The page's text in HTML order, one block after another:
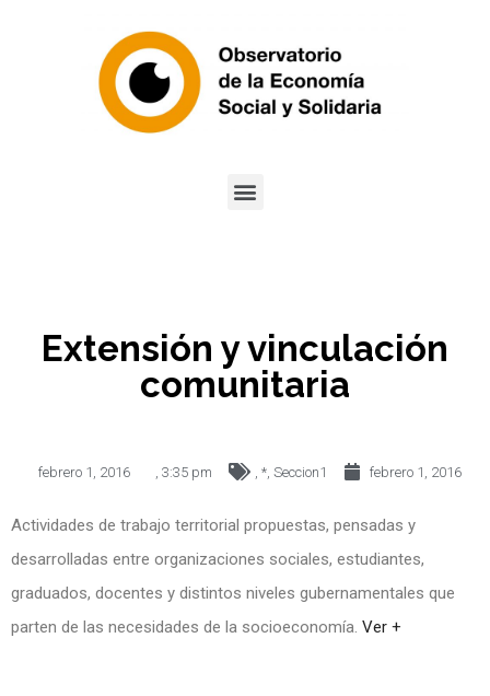
Extensión y vinculación
comunitaria
febrero 1, 2016 3:35 pm *, Seccion1 febrero 1, 2016
Actividades de trabajo territorial propuestas, pensadas y
desarrolladas entre organizaciones sociales, estudiantes,
graduados, docentes y distintos niveles gubernamentales que
parten de las necesidades de la socioeconomía. Ver +